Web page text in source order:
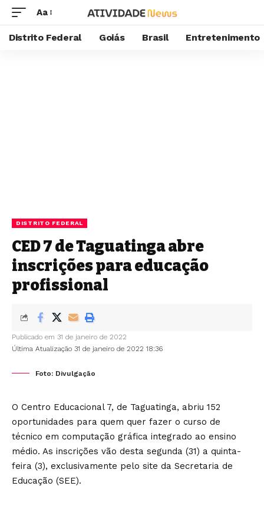
Aa
Distrito Federal Goiás Brasil Entretenimento
DISTRITO FEDERAL
CED 7 de Taguatinga abre
inscrições para educação
profissional
Última Atualização 31 de janeiro de 2022 18:36
Publicado em 31 de janeiro de 2022
Foto: Divulgação
O Centro Educacional 7, de Taguatinga, abriu 152
oportunidades para quem quer fazer o curso de
técnico em computação gráfica integrado ao ensino
médio. As inscrições vão desta segunda (31) a quinta-
feira (3), exclusivamente pelo site da Secretaria de
Educação (SEE).